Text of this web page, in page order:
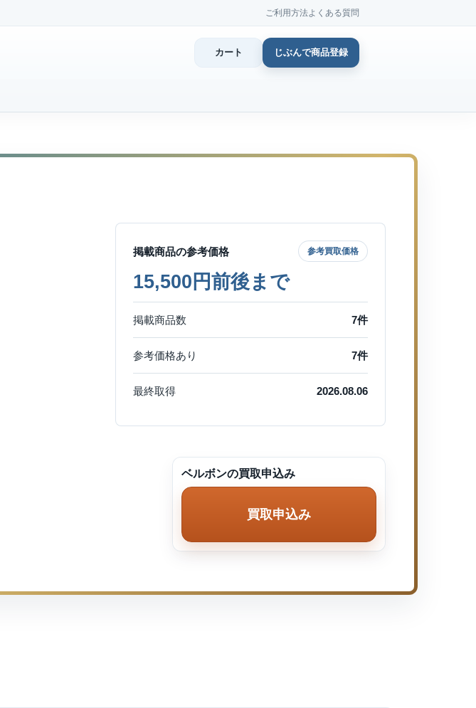
ご利用方法よくある質問
カート じぶんで商品登録
掲載商品の参考価格 参考買取価格
15,500円前後まで
掲載商品数 7件
参考価格あり 7件
最終取得 2026.08.06
ベルボンの買取申込み
買取申込み